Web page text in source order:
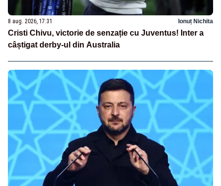
8 aug. 2026, 17:31 Ionuț Nichita
Cristi Chivu, victorie de senzație cu Juventus! Inter a
câștigat derby-ul din Australia